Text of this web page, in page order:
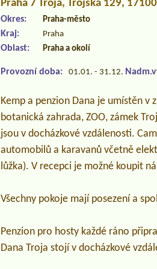
Praha 7 Troja, Trojská 129, 17100
Okres: Praha-město
Kraj: Praha
Oblast: Praha a okolí
Provozní doba: 01.01. - 31.12.
Kemp a penzion Dana je umístěn
botanická zahrada, ZOO, zámek
jsou v docházkové vzdálenosti.
automobilů a karavanů včetně
lůžka). V recepci je možné koupit
Všechny pokoje mají posezení a
Penzion pro hosty každé ráno
Dana Troja stojí v docházkové